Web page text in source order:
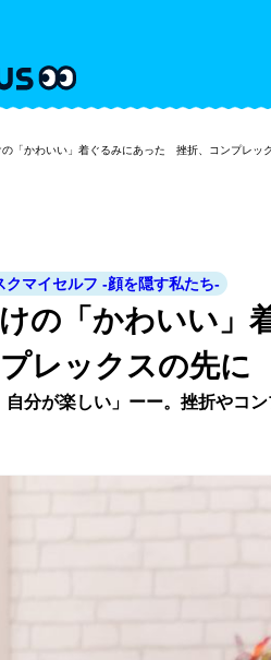
の「かわいい」着ぐるみにあった 挫折、コンプレッ
クマイセルフ -顔を隠す私たち-
の「かわいい」
レックスの先に
自分が楽しい」ーー。挫折やコ